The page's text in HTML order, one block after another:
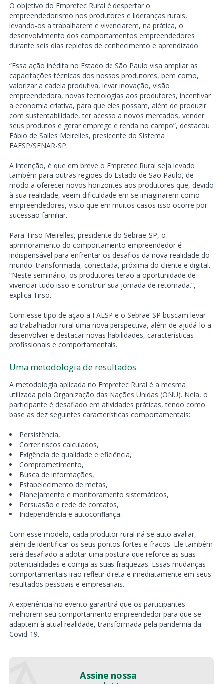
O objetivo do Empretec Rural é despertar o
empreendedorismo nos produtores e lideranças rurais,
levando-os a trabalharem e vivenciarem, na prática, o
desenvolvimento dos comportamentos empreendedores
durante seis dias repletos de conhecimento e aprendizado.
“Essa ação inédita no Estado de São Paulo visa ampliar as
capacitações técnicas dos nossos produtores, bem como,
valorizar a cadeia produtiva, levar inovação, visão
empreendedora, novas tecnologias aos produtores, incentivar
a economia criativa, para que eles possam, além de produzir
com sustentabilidade, ter acesso a novos mercados, vender
seus produtos e gerar emprego e renda no campo”, destacou
Fábio de Salles Meirelles, presidente do Sistema
FAESP/SENAR-SP.
A intenção, é que em breve o Empretec Rural seja levado
também para outras regiões do Estado de São Paulo, de
modo a oferecer novos horizontes aos produtores que, devido
à sua realidade, veem dificuldade em se imaginarem como
empreendedores, visto que em muitos casos isso ocorre por
sucessão familiar.
Para Tirso Meirelles, presidente do Sebrae-SP, o
aprimoramento do comportamento empreendedor é
indispensável para enfrentar os desafios da nova realidade do
mundo: transformada, conectada, próxima do cliente e digital.
“Neste seminário, os produtores terão a oportunidade de
vivenciar tudo isso e construir sua jornada de retomada.”,
explica Tirso.
Com esse tipo de ação a FAESP e o Sebrae-SP buscam levar
ao trabalhador rural uma nova perspectiva, além de ajudá-lo a
desenvolver e destacar novas habilidades, características
profissionais e comportamentais.
Uma metodologia de resultados
A metodologia aplicada no Empretec Rural é a mesma
utilizada pela Organização das Nações Unidas (ONU). Nela, o
participante é desafiado em atividades práticas, tendo como
base as dez seguintes características comportamentais:
Persistência,
Correr riscos calculados,
Exigência de qualidade e eficiência,
Comprometimento,
Busca de informações,
Estabelecimento de metas,
Planejamento e monitoramento sistemáticos,
Persuasão e rede de contatos,
Independência e autoconfiança.
Com esse modelo, cada produtor rural irá se auto avaliar,
além de identificar os seus pontos fortes e fracos. Ele também
será desafiado a adotar uma postura que reforce as suas
potencialidades e corrija as suas fraquezas. Essas mudanças
comportamentais irão refletir direta e imediatamente em seus
resultados pessoais e empresariais.
A experiência no evento garantirá que os participantes
melhorem seu comportamento empreendedor para que se
adaptem à atual realidade, transformada pela pandemia da
Covid-19.
Assine nossa